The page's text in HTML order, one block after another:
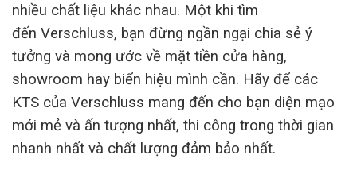
nhiều chất liệu khác nhau. Một khi tìm
đến Verschluss, bạn đừng ngần ngại chia sẻ ý
tưởng và mong ước về mặt tiền cửa hàng,
showroom hay biển hiệu mình cần. Hãy để các
KTS của Verschluss mang đến cho bạn diện mạo
mới mẻ và ấn tượng nhất, thi công trong thời gian
nhanh nhất và chất lượng đảm bảo nhất.